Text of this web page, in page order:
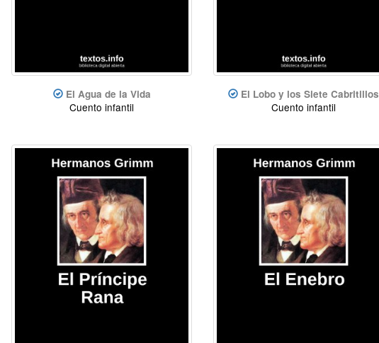
El Agua de la Vida
Cuento infantil
El Lobo y los Siete Cabritillos
Cuento infantil